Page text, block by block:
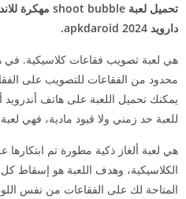
دارويد 2024 apkdaroid.
هي لعبة تصويب فقاعات كلاسيكية. في
محدود من الفقاعات للتصويب على
يمكنك تحميل اللعبة على هاتف أندرويد
للعبة حد زمني ولا قيود مادية، فهي
هي لعبة ألغاز ذكية مطورة تم
الكلاسيكية، وهدف اللعبة هو إسقاط
المتاحة لك على الفقاعات من نفس